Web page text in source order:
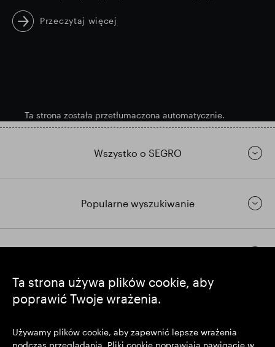
Ta strona używa plików cookie, aby
poprawić Twoje wrażenia.
Używamy plików cookie, aby zapewnić lepsze wrażenia
podczas przeglądania. Pliki cookie poprawiają nawigację w
Przeczytaj więcej
Ta strona została przetłumaczona automatycznie.
Wszystko o SEGRO
Popularne wyszukiwanie
https://www.linkedin.com/
https://www.youtube.com/
SEGRO plc
Siedziba: 1 New Burlington Place, Londyn W1S 2HR